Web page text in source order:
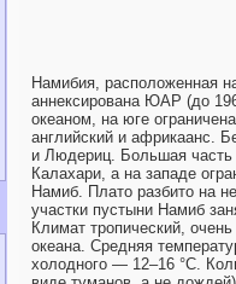
Намибия, расположенная
аннексирована ЮАР (до
океаном, на юге
английский и африкаанс.
и Людериц. Большая часть
Калахари, а на западе
Намиб. Плато разбито на
участки пустыни Намиб
Климат тропический,
океана. Средняя
холодного — 12–16 °C.